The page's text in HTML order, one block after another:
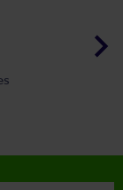
keyboard_arrow_right